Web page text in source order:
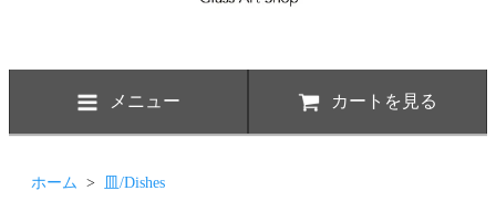
メニュー カートを見る
ホーム > 皿/Dishes